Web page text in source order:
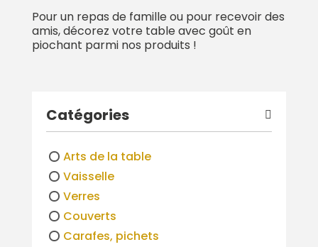
Pour un repas de famille ou pour recevoir des
amis, décorez votre table avec goût en
piochant parmi nos produits !
Catégories
Arts de la table
Vaisselle
Verres
Couverts
Carafes, pichets